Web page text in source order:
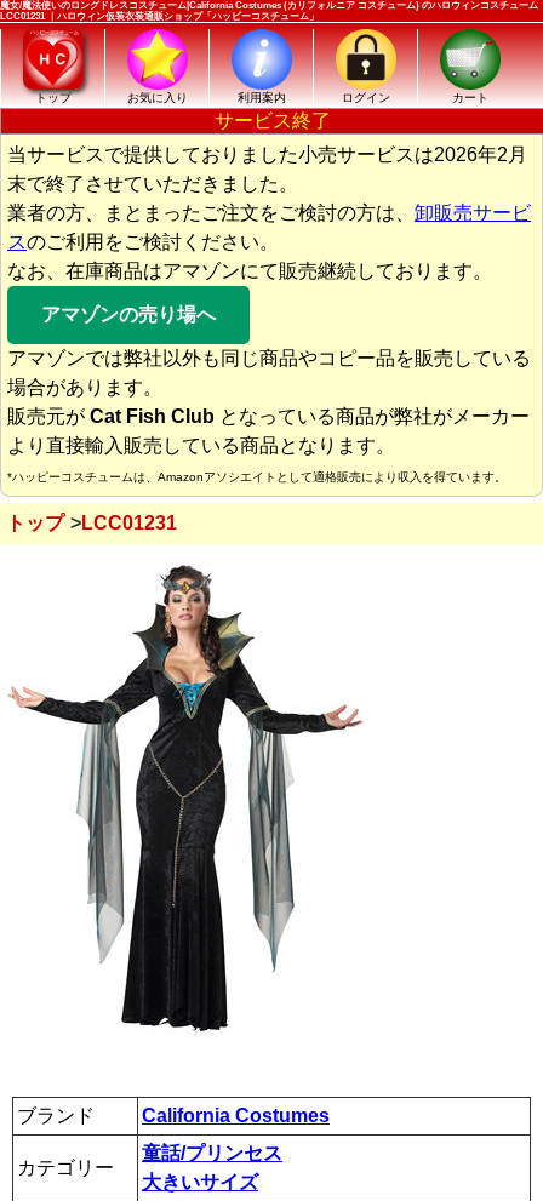
魔女/魔法使いのロングドレスコスチューム|California Costumes (カリフォルニア コスチューム) のハロウィンコスチューム
LCC01231 ｜ハロウィン仮装衣装通販ショップ「ハッピーコスチューム」
トップ お気に入り 利用案内 ログイン カート
サービス終了
当サービスで提供しておりました小売サービスは2026年2月
末で終了させていただきました。
業者の方、まとまったご注文をご検討の方は、 卸販売サービ
スのご利用をご検討ください。
なお、在庫商品はアマゾンにて販売継続しております。
アマゾンの売り場へ
アマゾンでは弊社以外も同じ商品やコピー品を販売している
場合があります。
販売元が Cat Fish Club となっている商品が弊社がメーカー
より直接輸入販売している商品となります。
*ハッピーコスチュームは、Amazonアソシエイトとして適格販売により収入を得ています。
トップ LCC01231
ブランド California Costumes
カテゴリー
童話/プリンセス
大きいサイズ